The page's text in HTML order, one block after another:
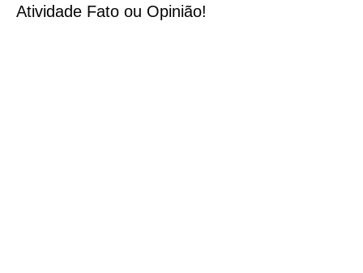
Atividade Fato ou Opinião!